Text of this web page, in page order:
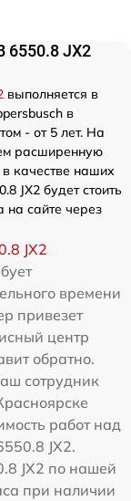
6550.8 JX2
выполняется в
в
- от 5 лет. На
расширенную
качестве наших
JX2 будет стоить
сайте через
JX2
времени
привезет
центр
обратно.
сотрудник
работ над
JX2.
JX2 по нашей
при наличии